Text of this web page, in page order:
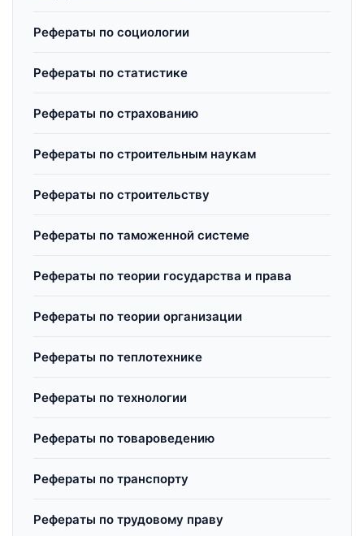
Рефераты по социологии
Рефераты по статистике
Рефераты по страхованию
Рефераты по строительным наукам
Рефераты по строительству
Рефераты по таможенной системе
Рефераты по теории государства и права
Рефераты по теории организации
Рефераты по теплотехнике
Рефераты по технологии
Рефераты по товароведению
Рефераты по транспорту
Рефераты по трудовому праву